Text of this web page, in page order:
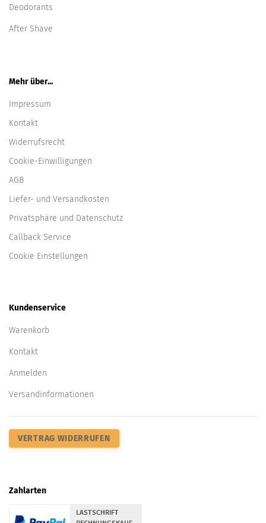
Deodorants
After Shave
Mehr über...
Impressum
Kontakt
Widerrufsrecht
Cookie-Einwilligungen
AGB
Liefer- und Versandkosten
Privatsphäre und Datenschutz
Callback Service
Cookie Einstellungen
Kundenservice
Warenkorb
Kontakt
Anmelden
Versandinformationen
VERTRAG WIDERRUFEN
Zahlarten